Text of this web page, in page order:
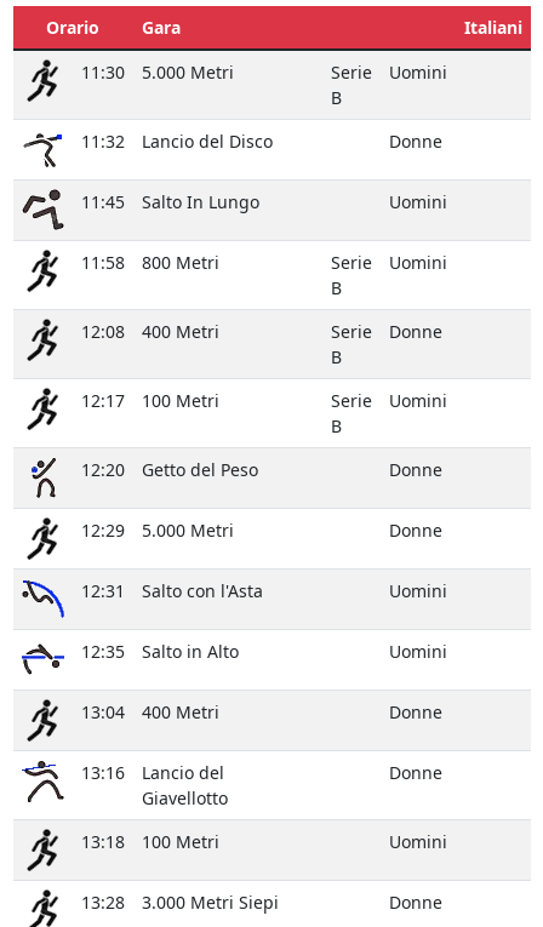
Orario Gara
Italiani
11:30
5.000 Metri
Serie
B
Uomini
11:32 Lancio del Disco Donne
11:45 Salto In Lungo Uomini
11:58 800 Metri
Serie
B
Uomini
12:08 400 Metri
Serie
B
Donne
12:17 100 Metri
Serie
B
Uomini
12:20 Getto del Peso Donne
12:29 5.000 Metri Donne
12:31 Salto con l'Asta Uomini
12:35 Salto in Alto Uomini
13:04 400 Metri Donne
13:16
Lancio del
Giavellotto
Donne
13:18 100 Metri Uomini
13:28 3.000 Metri Siepi Donne